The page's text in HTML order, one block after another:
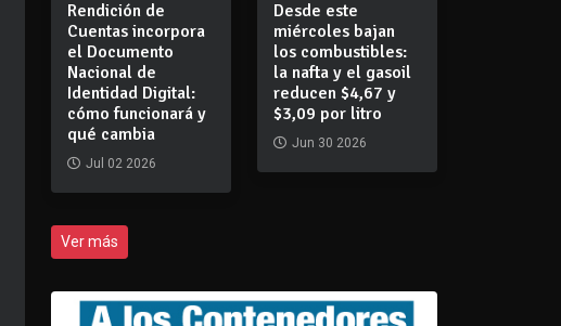
Rendición de
Cuentas incorpora
el Documento
Nacional de
Identidad Digital:
cómo funcionará y
qué cambia
Jul 02 2026
Desde este
miércoles bajan
los combustibles:
la nafta y el gasoil
reducen $4,67 y
$3,09 por litro
Jun 30 2026
Ver más